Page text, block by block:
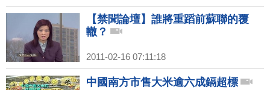
【禁聞論壇】誰將重蹈前蘇聯的覆
轍？
2011-02-16 07:11:18
中國南方市售大米逾六成鎘超標